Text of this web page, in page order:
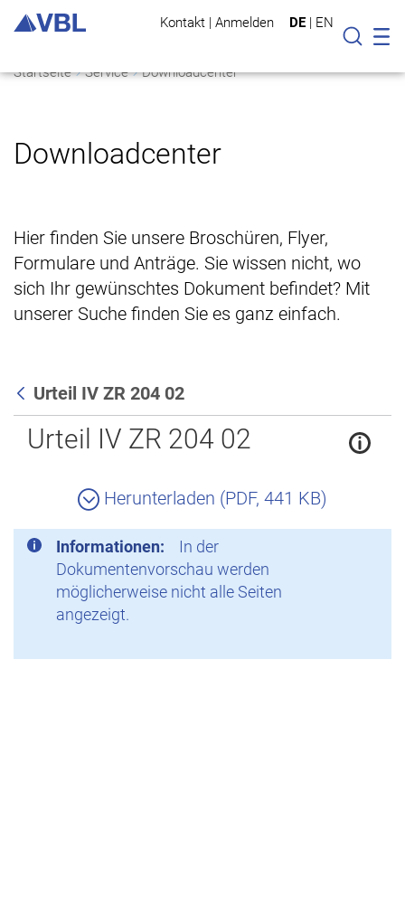
Kontakt | Anmelden DE | EN
Suche
Startseite Service Downloadcenter
Downloadcenter
Hier finden Sie unsere Broschüren, Flyer,
Formulare und Anträge. Sie wissen nicht, wo
sich Ihr gewünschtes Dokument befindet? Mit
unserer Suche finden Sie es ganz einfach.
Zurück
Urteil IV ZR 204 02
Urteil IV ZR 204 02
Herunterladen (PDF, 441 KB)
Informationen:
In der
Dokumentenvorschau werden
möglicherweise nicht alle Seiten
angezeigt.